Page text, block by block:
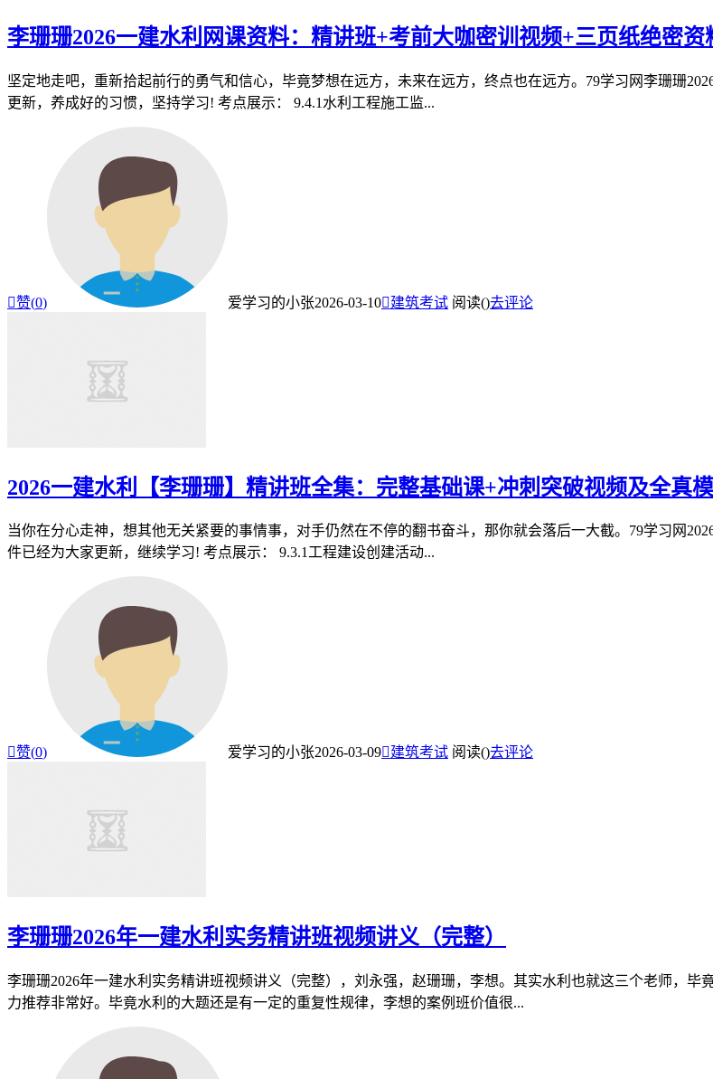
李珊珊2026一建水利网课资料：精讲班+考前大咖密训视频+三页纸绝密资
坚定地走吧，重新拾起前行的勇气和信心，毕竟梦想在远方，未来在远方，终点也在远方。79学习网李珊珊
更新，养成好的习惯，坚持学习! 考点展示： 9.4.1水利工程施工监...
赞(0) 爱学习的小张2026-03-10建筑考试 阅读()去评论
2026一建水利【李珊珊】精讲班全集：完整基础课+冲刺突破视频及全真
当你在分心走神，想其他无关紧要的事情事，对手仍然在不停的翻书奋斗，那你就会落后一大截。79学习网
件已经为大家更新，继续学习! 考点展示： 9.3.1工程建设创建活动...
赞(0) 爱学习的小张2026-03-09建筑考试 阅读()去评论
李珊珊2026年一建水利实务精讲班视频讲义（完整）
李珊珊2026年一建水利实务精讲班视频讲义（完整），刘永强，赵珊珊，李想。其实水利也就这三个老师，
力推荐非常好。毕竟水利的大题还是有一定的重复性规律，李想的案例班价值很...